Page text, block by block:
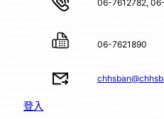
06-7612782,
06-7621890
登入